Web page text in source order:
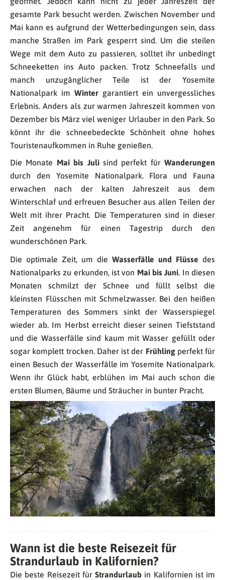
gesamte Park besucht werden. Zwischen November und
Mai kann es aufgrund der Wetterbedingungen sein, dass
manche Straßen im Park gesperrt sind. Um die steilen
Wege mit dem Auto zu passieren, solltet ihr unbedingt
Schneeketten ins Auto packen. Trotz Schneefalls und
manch unzugänglicher Teile ist der Yosemite
Nationalpark im Winter garantiert ein unvergessliches
Erlebnis. Anders als zur warmen Jahreszeit kommen von
Dezember bis März viel weniger Urlauber in den Park. So
könnt ihr die schneebedeckte Schönheit ohne hohes
Touristenaufkommen in Ruhe genießen.
Die Monate Mai bis Julisind perfekt für Wanderungen
durch den Yosemite Nationalpark. Flora und Fauna
erwachen nach der kalten Jahreszeit aus dem
Winterschlaf und erfreuen Besucher aus allen Teilen der
Welt mit ihrer Pracht. Die Temperaturen sind in dieser
Zeit angenehm für einen Tagestrip durch den
wunderschönen Park.
Die optimale Zeit, um die Wasserfälle und Flüsse des
Nationalparks zu erkunden, ist von Mai bis Juni. In diesen
Monaten schmilzt der Schnee und füllt selbst die
kleinsten Flüsschen mit Schmelzwasser. Bei den heißen
Temperaturen des Sommers sinkt der Wasserspiegel
wieder ab. Im Herbst erreicht dieser seinen Tiefststand
und die Wasserfälle sind kaum mit Wasser gefüllt oder
sogar komplett trocken. Daher ist der Frühlingperfekt für
einen Besuch der Wasserfälle im Yosemite Nationalpark.
Wenn ihr Glück habt, erblühen im Mai auch schon die
ersten Blumen, Bäume und Sträucher in bunter Pracht.
Wann ist die beste Reisezeit für
Strandurlaub in Kalifornien?
Die beste Reisezeit für Strandurlaub in Kalifornien ist im